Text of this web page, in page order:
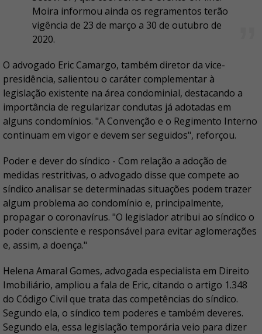
Moira informou ainda os regramentos terão
vigência de 23 de março a 30 de outubro de
2020.
O advogado Eric Camargo, também diretor da vice-
presidência, salientou o caráter complementar à
legislação existente na área condominial, destacando a
importância de regularizar condutas já adotadas em
alguns condomínios. "A Convenção e o Regimento Interno
continuam em vigor e devem ser seguidos", reforçou.
Poder e dever do síndico - Com relação a adoção de
medidas restritivas, o advogado disse que compete ao
síndico analisar se determinadas situações podem trazer
algum problema ao condomínio e, principalmente,
propagar o coronavírus. "O legislador atribui ao síndico o
poder consciente e responsável para evitar aglomerações
e, assim, a doença."
Helena Amaral Gomes, advogada especialista em Direito
Imobiliário, ampliou a fala de Eric, citando o artigo 1.348
do Código Civil que trata das competências do síndico.
Segundo ela, o síndico tem poderes e também deveres.
Segundo ela, essa legislação temporária veio para dizer